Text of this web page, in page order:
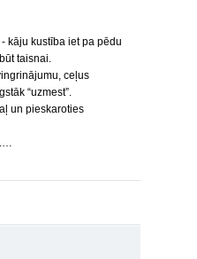
kāju kustība iet pa pēdu
taisnai.
ceļus
“uzmest”.
un pieskaroties